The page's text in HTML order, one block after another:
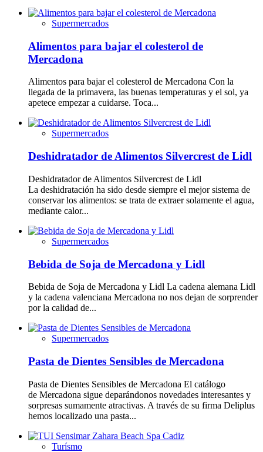
Supermercados
Alimentos para bajar el colesterol de
Mercadona
Alimentos para bajar el colesterol de Mercadona Con la
llegada de la primavera, las buenas temperaturas y el sol, ya
apetece empezar a cuidarse. Toca...
Supermercados
Deshidratador de Alimentos Silvercrest de Lidl
Deshidratador de Alimentos Silvercrest de Lidl
La deshidratación ha sido desde siempre el mejor sistema de
conservar los alimentos: se trata de extraer solamente el agua,
mediante calor...
Supermercados
Bebida de Soja de Mercadona y Lidl
Bebida de Soja de Mercadona y Lidl La cadena alemana Lidl
y la cadena valenciana Mercadona no nos dejan de sorprender
por la calidad de...
Supermercados
Pasta de Dientes Sensibles de Mercadona
Pasta de Dientes Sensibles de Mercadona El catálogo
de Mercadona sigue deparándonos novedades interesantes y
sorpresas sumamente atractivas. A través de su firma Deliplus
hemos localizado una pasta...
Turísmo